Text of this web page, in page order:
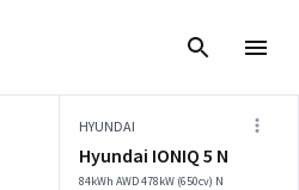
HYUNDAI
Hyundai IONIQ 5 N
84kWh AWD 478kW (650cv) N